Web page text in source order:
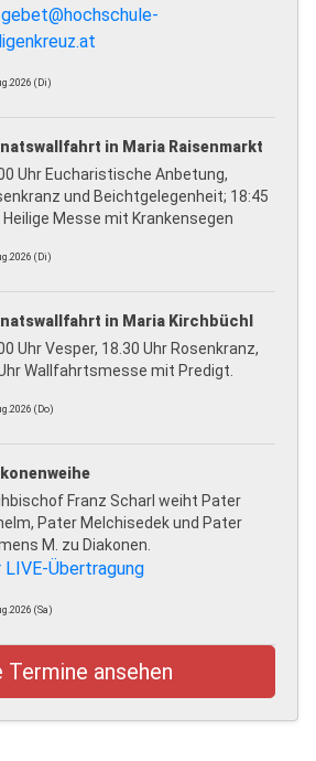
gebet@hochschule-
(Di)
in Maria Raisenmarkt
Uhr Eucharistische Anbetung,
und Beichtgelegenheit; 18:45
Heilige Messe mit Krankensegen
(Di)
in Maria Kirchbüchl
Uhr Vesper, 18.30 Uhr Rosenkranz,
Wallfahrtsmesse mit Predigt.
(Do)
Franz Scharl weiht Pater
Pater Melchisedek und Pater
M. zu Diakonen.
LIVE-Übertragung
(Sa)
Termine ansehen